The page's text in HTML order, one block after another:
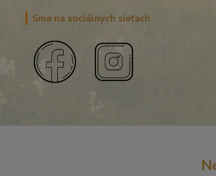
Sme na sociálnych sieťach